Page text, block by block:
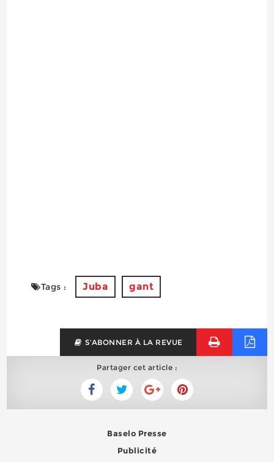
Tags : Juba gant
S'ABONNER À LA REVUE
Partager cet article :
Baselo Presse
Publicité